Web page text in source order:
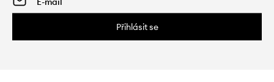
Přihlásit se